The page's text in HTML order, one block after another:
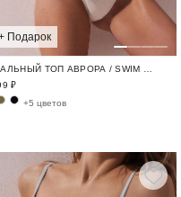
Подарок
₽
+5 цветов